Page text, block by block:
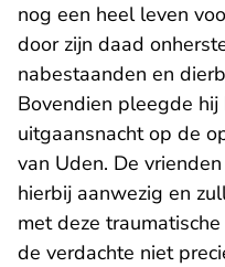
nog een heel leven
door zijn daad
nabestaanden en
Bovendien pleegde hij
uitgaansnacht op de
van Uden. De
hierbij aanwezig en
met deze
de verdachte niet